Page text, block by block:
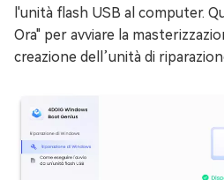
l'unità flash USB al computer.
Ora" per avviare la
creazione dell’unità di